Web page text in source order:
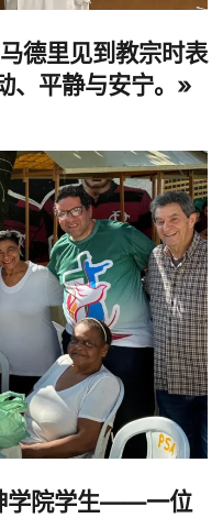
德里见到教宗时表
、平静与安宁。»
学院学生——一位